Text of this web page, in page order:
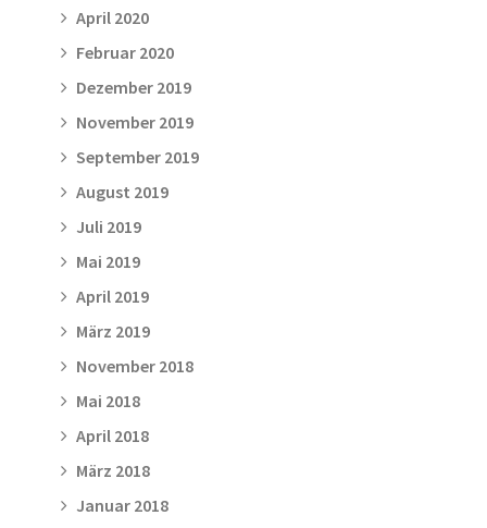
April 2020
Februar 2020
Dezember 2019
November 2019
September 2019
August 2019
Juli 2019
Mai 2019
April 2019
März 2019
November 2018
Mai 2018
April 2018
März 2018
Januar 2018